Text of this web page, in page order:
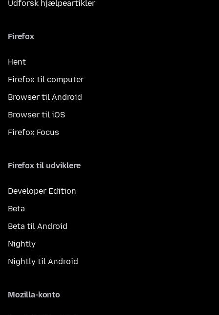
Udforsk hjælpeartikler
Firefox
Hent
Firefox til computer
Browser til Android
Browser til iOS
Firefox Focus
Firefox til udviklere
Developer Edition
Beta
Beta til Android
Nightly
Nightly til Android
Mozilla-konto